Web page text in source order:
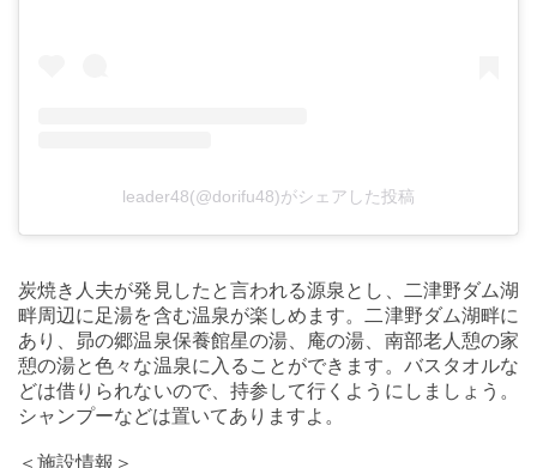
leader48(@dorifu48)がシェアした投稿
炭焼き人夫が発見したと言われる源泉とし、二津野ダム湖
畔周辺に足湯を含む温泉が楽しめます。二津野ダム湖畔に
あり、昴の郷温泉保養館星の湯、庵の湯、南部老人憩の家
憩の湯と色々な温泉に入ることができます。バスタオルな
どは借りられないので、持参して行くようにしましょう。
シャンプーなどは置いてありますよ。
＜施設情報＞